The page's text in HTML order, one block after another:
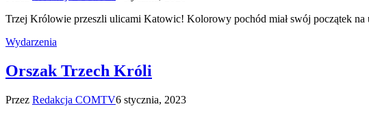
Trzej Królowie przeszli ulicami Katowic! Kolorowy pochód miał swój początek
Wydarzenia
Orszak Trzech Króli
Przez Redakcja COMTV6 stycznia, 2023